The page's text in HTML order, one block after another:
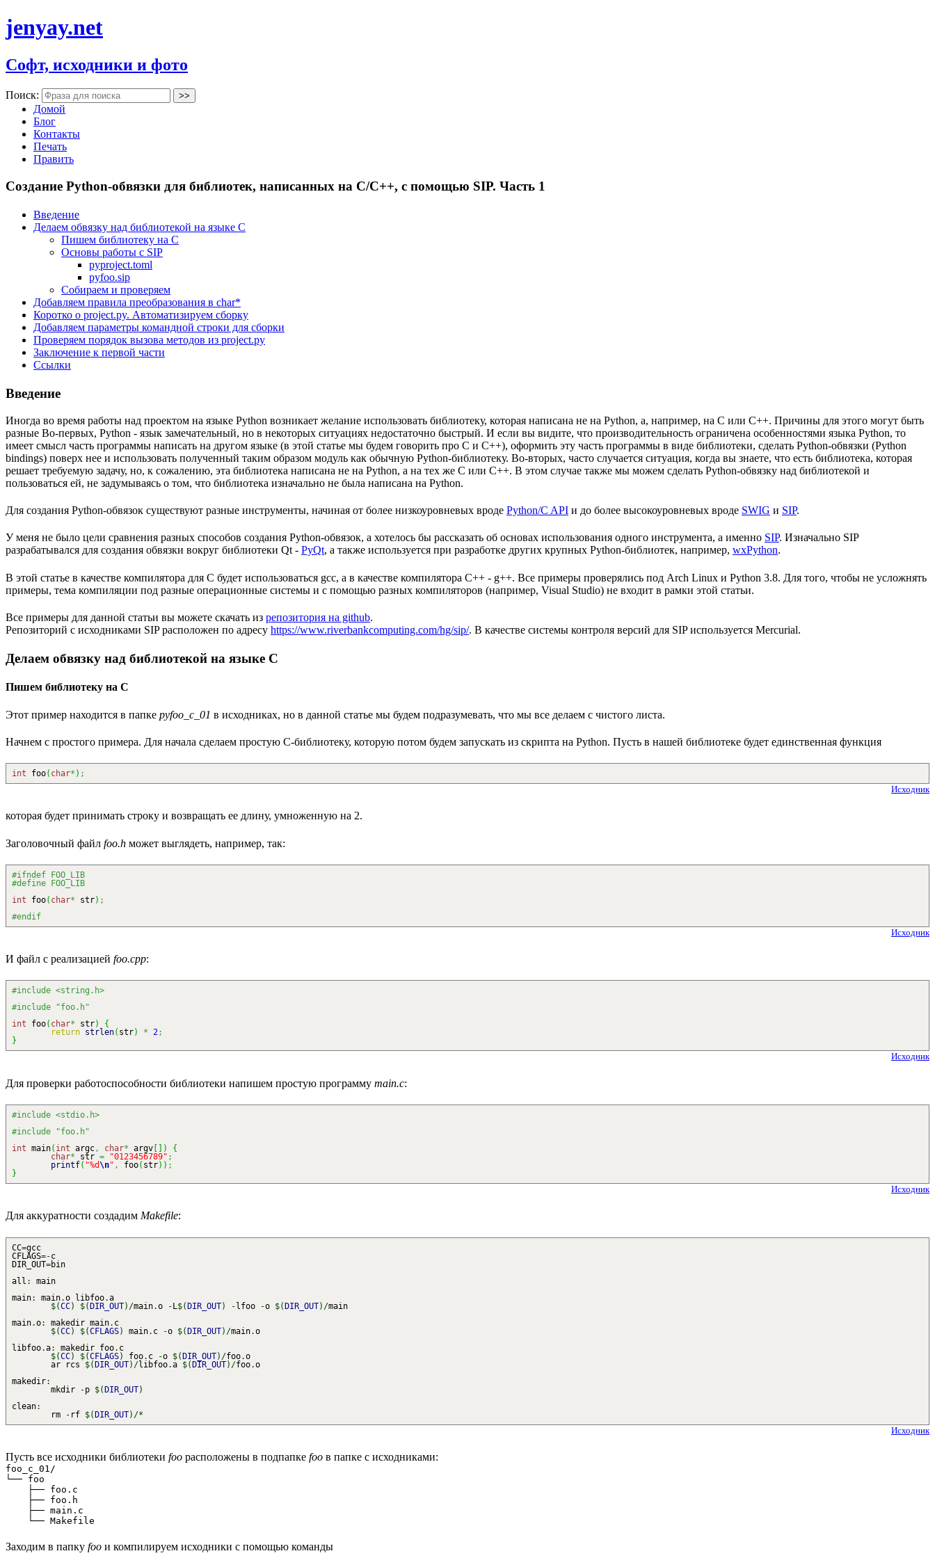
jenyay.net
Софт, исходники и фото
Поиск:
Домой
Блог
Контакты
Печать
Править
Создание Python-обвязки для библиотек, написанных на C/C++, с помощью SIP. Часть 1
Введение
Делаем обвязку над библиотекой на языке C
Пишем библиотеку на C
Основы работы с SIP
pyproject.toml
pyfoo.sip
Собираем и проверяем
Добавляем правила преобразования в char*
Коротко о project.py. Автоматизируем сборку
Добавляем параметры командной строки для сборки
Проверяем порядок вызова методов из project.py
Заключение к первой части
Ссылки
Введение
Иногда во время работы над проектом на языке Python возникает желание использовать библиотеку, которая написана не на Python, а, например, на C или C++. Причины для этого могут быть
разные Во-первых, Python - язык замечательный, но в некоторых ситуациях недостаточно быстрый. И если вы видите, что производительность ограничена особенностями языка Python, то
имеет смысл часть программы написать на другом языке (в этой статье мы будем говорить про C и C++), оформить эту часть программы в виде библиотеки, сделать Python-обвязки (Python
bindings) поверх нее и использовать полученный таким образом модуль как обычную Python-библиотеку. Во-вторых, часто случается ситуация, когда вы знаете, что есть библиотека, которая
решает требуемую задачу, но, к сожалению, эта библиотека написана не на Python, а на тех же C или C++. В этом случае также мы можем сделать Python-обвязку над библиотекой и
пользоваться ей, не задумываясь о том, что библиотека изначально не была написана на Python.
Для создания Python-обвязок существуют разные инструменты, начиная от более низкоуровневых вроде Python/C API и до более высокоуровневых вроде SWIG и SIP.
У меня не было цели сравнения разных способов создания Python-обвязок, а хотелось бы рассказать об основах использования одного инструмента, а именно SIP. Изначально SIP
разрабатывался для создания обвязки вокруг библиотеки Qt - PyQt, а также используется при разработке других крупных Python-библиотек, например, wxPython.
В этой статье в качестве компилятора для C будет использоваться gcc, а в качестве компилятора C++ - g++. Все примеры проверялись под Arch Linux и Python 3.8. Для того, чтобы не усложнять
примеры, тема компиляции под разные операционные системы и с помощью разных компиляторов (например, Visual Studio) не входит в рамки этой статьи.
Все примеры для данной статьи вы можете скачать из репозитория на github.
Репозиторий с исходниками SIP расположен по адресу https://www.riverbankcomputing.com/hg/sip/. В качестве системы контроля версий для SIP используется Mercurial.
Делаем обвязку над библиотекой на языке C
Пишем библиотеку на C
Этот пример находится в папке pyfoo_c_01 в исходниках, но в данной статье мы будем подразумевать, что мы все делаем с чистого листа.
Начнем с простого примера. Для начала сделаем простую C-библиотеку, которую потом будем запускать из скрипта на Python. Пусть в нашей библиотеке будет единственная функция
int foo( char* ) ;
Исходник
которая будет принимать строку и возвращать ее длину, умноженную на 2.
Заголовочный файл foo.h может выглядеть, например, так:
#ifndef FOO_LIB
#define FOO_LIB
int foo( char* str) ;
#endif
Исходник
И файл с реализацией foo.cpp:
#include <string.h>
#include "foo.h"
int foo( char* str)
{
return strlen( str) * 2;
}
Исходник
Для проверки работоспособности библиотеки напишем простую программу main.c:
#include <stdio.h>
#include "foo.h"
int main( int argc, char* argv )
{
char* str = "0123456789" ;
printf( "%d\n" , foo( str) ) ;
}
Исходник
Для аккуратности создадим Makefile:
CC=gcc
CFLAGS=-c
DIR_OUT=bin
all :
main
main: main.o libfoo.a
$(CC) $(DIR_OUT) /main.o -L $(DIR_OUT) -lfoo -o $(DIR_OUT) /main
main.o: makedir main. c
$(CC) $(CFLAGS) main. c -o $(DIR_OUT) /main.o
libfoo.a: makedir foo. c
$(CC) $(CFLAGS) foo. c -o $(DIR_OUT) /foo.o
ar rcs $(DIR_OUT) /libfoo.a $(DIR_OUT) /foo.o
makedir:
mkdir
-p $(DIR_OUT)
clean:
rm
- rf $(DIR_OUT) /*
Исходник
Пусть все исходники библиотеки foo расположены в подпапке foo в папке с исходниками:
foo_c_01/
└── foo
    ├── foo.c
    ├── foo.h
    ├── main.c
Заходим в папку foo и компилируем исходники с помощью команды